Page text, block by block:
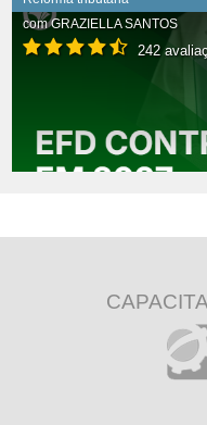
comGRAZIELLA SANTOS
242